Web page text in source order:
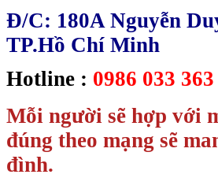
Đ/C: 180A Nguyễn
TP.Hồ Chí Minh
Hotline : 0986 033
Mỗi người sẽ hợp với
đúng theo mạng sẽ
đình.